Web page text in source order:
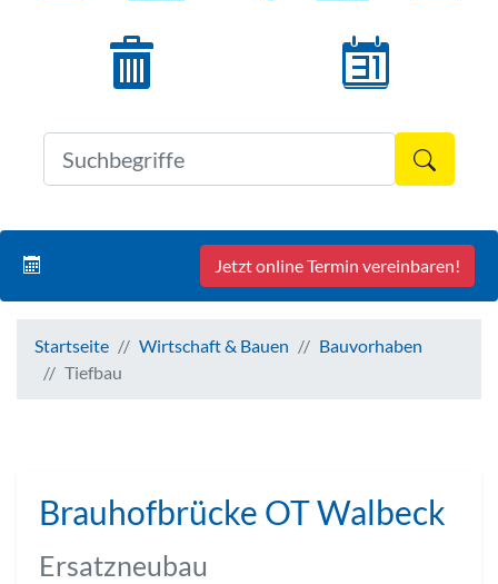
Jetzt online Termin vereinbaren!
Startseite Wirtschaft & Bauen
Bauvorhaben
Tiefbau
Brauhofbrücke OT Walbeck
Ersatzneubau